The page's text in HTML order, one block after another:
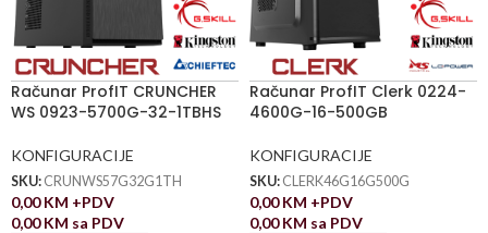
Računar ProfIT CRUNCHER
WS 0923-5700G-32-1TBHS
KONFIGURACIJE
SKU: CRUNWS57G32G1TH
0,00KM +PDV
0,00KM sa PDV
Računar ProfIT Clerk 0224-
4600G-16-500GB
KONFIGURACIJE
SKU: CLERK46G16G500G
0,00KM +PDV
0,00KM sa PDV